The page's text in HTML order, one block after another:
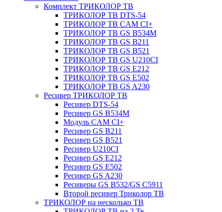
Комплект ТРИКОЛОР ТВ
ТРИКОЛОР ТВ DTS-54
ТРИКОЛОР ТВ CAM CI+
ТРИКОЛОР ТВ GS B534M
ТРИКОЛОР ТВ GS B211
ТРИКОЛОР ТВ GS B521
ТРИКОЛОР ТВ GS U210CI
ТРИКОЛОР ТВ GS E212
ТРИКОЛОР ТВ GS E502
ТРИКОЛОР ТВ GS A230
Ресивер ТРИКОЛОР ТВ
Ресивер DTS-54
Ресивер GS B534M
Модуль CAM CI+
Ресивер GS B211
Ресивер GS B521
Ресивер U210CI
Ресивер GS E212
Ресивер GS E502
Ресивер GS A230
Ресиверы GS B532/GS C5911
Второй ресивер Триколор ТВ
ТРИКОЛОР на несколько ТВ